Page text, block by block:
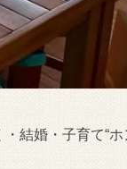
結婚・子育て“ホ